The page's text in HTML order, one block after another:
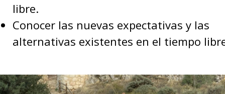
libre.
Conocer las nuevas expectativas y las
alternativas existentes en el tiempo